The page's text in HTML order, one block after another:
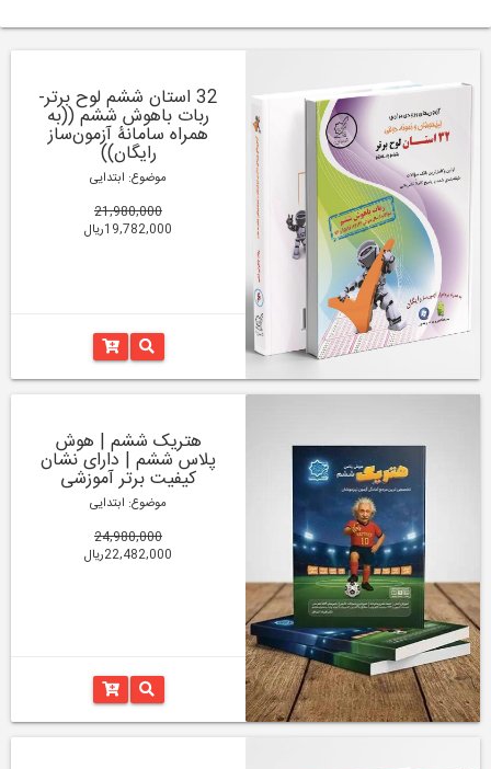
32 استان ششم لوح برتر-
ربات باهوش ششم ((به
همراه سامانۀ آزمون‌ساز
رایگان))
موضوع: ابتدایی
21,980,000
19,782,000ریال
هتریک ششم | هوش
پلاس ششم | دارای نشان
کیفیت برتر آموزشی
موضوع: ابتدایی
24,980,000
22,482,000ریال